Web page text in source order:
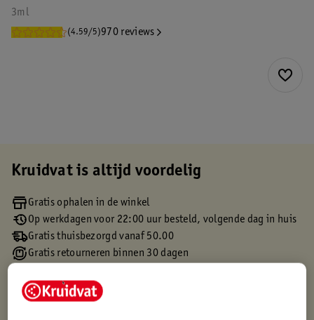
3ml
(4.59/5)970 reviews
Kruidvat is altijd voordelig
Gratis ophalen in de winkel
Op werkdagen voor 22:00 uur besteld, volgende dag in huis
Gratis thuisbezorgd vanaf 50.00
Gratis retourneren binnen 30 dagen